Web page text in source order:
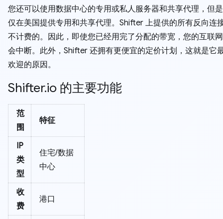
您还可以使用数据中心的专用或私人服务器和共享代理，但
仅在美国提供专用和共享代理。Shifter 上提供的所有反向连
不计费的。因此，即使您已经用完了分配的带宽，您的互联
会中断。此外，Shifter 还拥有更便宜的定价计划，这就是它
欢迎的原因。
Shifter.io 的主要功能
范
围
特征
IP
类
型
住宅/数据
中心
收
费
港口